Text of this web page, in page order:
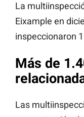
La
Eixample en
inspeccionaron
Más de
Las